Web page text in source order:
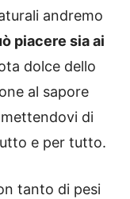
andremo
piacere sia ai
dolce dello
al sapore
di
e per tutto.
tanto di pesi